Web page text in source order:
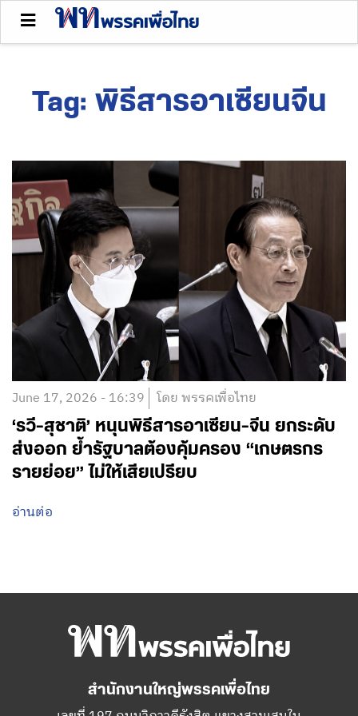
Tag: พิธีสารอาเซียนจีน
June 17, 2026 - 16:39 โดย พรรคเพื่อไทย
‘รวี-สุชาติ’ หนุนพิธีสารอาเซียน-จีน ยกระดับ
ส่งออก ย้ำรัฐบาลต้องคุ้มครอง “เกษตรกร
รายย่อย” ไม่ให้เสียเปรียบ
อ่านต่อ
สำนักงานใหญ่พรรคเพื่อไทย